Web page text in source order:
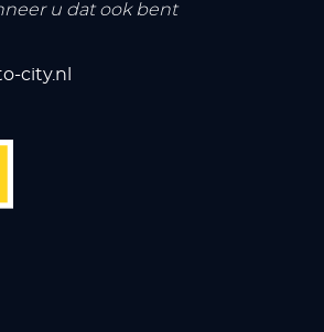
u dat ook bent
city.nl